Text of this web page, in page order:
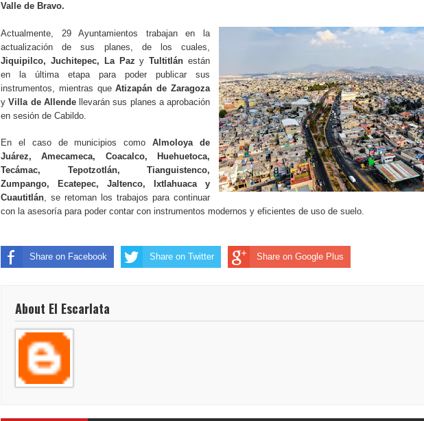
Valle de Bravo.
Actualmente, 29 Ayuntamientos trabajan en la
actualización de sus planes, de los cuales,
Jiquipilco, Juchitepec, La Pazy Tultitlán están
en la última etapa para poder publicar sus
instrumentos, mientras queAtizapán de Zaragoza
yVilla de Allendellevarán sus planes a aprobación
en sesión de Cabildo.
En el caso de municipios comoAlmoloya de
Juárez, Amecameca, Coacalco, Huehuetoca,
Tecámac, Tepotzotlán, Tianguistenco,
Zumpango, Ecatepec, Jaltenco, Ixtlahuaca y
Cuautitlán, se retoman los trabajos para continuar
con la asesoría para poder contar con instrumentos modernos y eficientes de uso de suelo.
Share on Facebook Share on Twitter Share on Google Plus
About El Escarlata